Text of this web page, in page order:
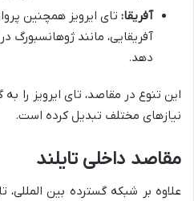
آفریقا: تای ایرویز همچنین
آفریقایی، مانند ژوهانسبورگ
دهد.
این تنوع در مقاصد، تای ایرویز را
نیازهای مختلف تبدیل کرده است.
مقاصد داخلی تایلند
علاوه بر شبکه گسترده بین المللی،